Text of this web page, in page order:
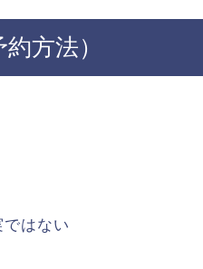
方法）
ではない